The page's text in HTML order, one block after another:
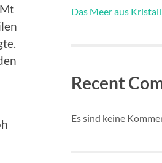
Das Meer aus Kristall
Recent
Es sind keine